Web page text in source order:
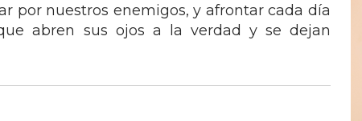
por nuestros enemigos, y afrontar cada día
abren sus ojos a la verdad y se dejan